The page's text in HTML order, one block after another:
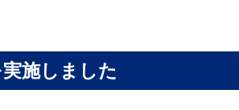
施しました